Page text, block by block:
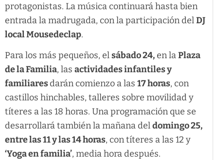
protagonistas. La música continuará hasta bien
entrada la madrugada, con la participación delDJ
local Mousedeclap.
Para los más pequeños, elsábado 24, en laPlaza
de la Familia, las actividades infantiles y
familiaresdarán comienzo a las 17 horas, con
castillos hinchables, talleres sobre movilidad y
títeres a las 18 horas. Una programación que se
desarrollará también la mañana deldomingo 25,
entre las 11 y las 14 horas, con títeres a las 12 y
‘Yoga en familia’, media hora después.